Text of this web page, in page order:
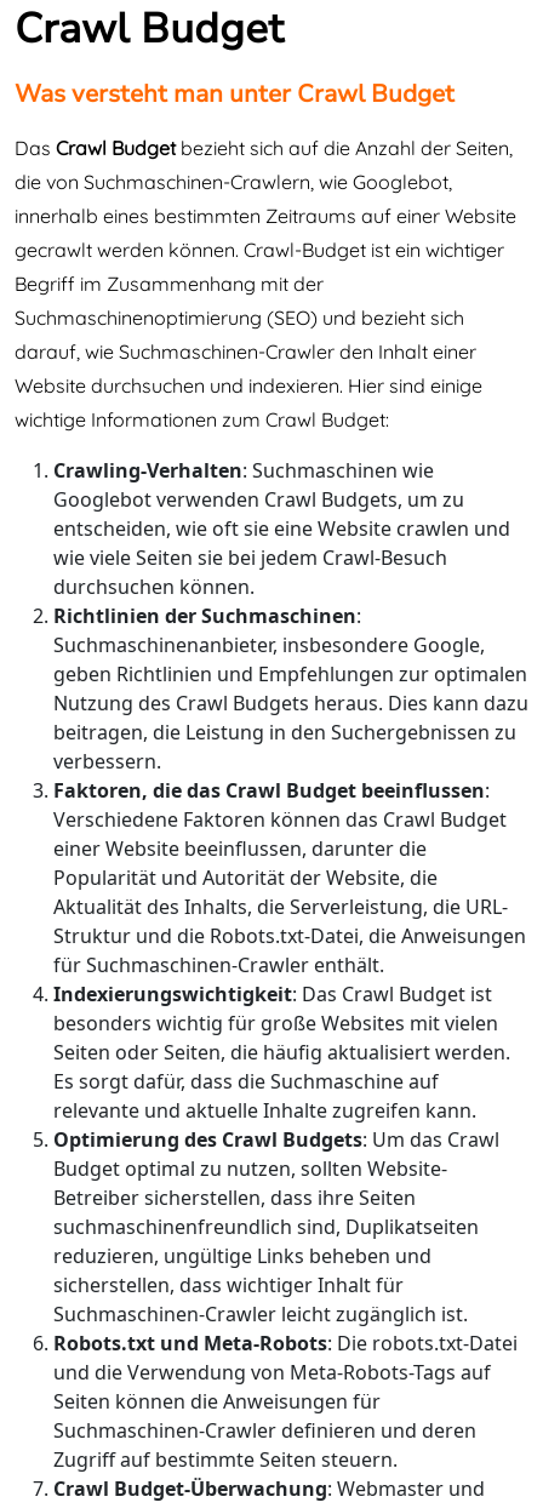
Crawl Budget
Was versteht man unter Crawl Budget
Das Crawl Budgetbezieht sich auf die Anzahl der Seiten,
die von Suchmaschinen-Crawlern, wie Googlebot,
innerhalb eines bestimmten Zeitraums auf einer Website
gecrawlt werden können. Crawl-Budget ist ein wichtiger
Begriff im Zusammenhang mit der
Suchmaschinenoptimierung (SEO) und bezieht sich
darauf, wie Suchmaschinen-Crawler den Inhalt einer
Website durchsuchen und indexieren. Hier sind einige
wichtige Informationen zum Crawl Budget:
Crawling-Verhalten: Suchmaschinen wie
Googlebot verwenden Crawl Budgets, um zu
entscheiden, wie oft sie eine Website crawlen und
wie viele Seiten sie bei jedem Crawl-Besuch
durchsuchen können.
Richtlinien der Suchmaschinen:
Suchmaschinenanbieter, insbesondere Google,
geben Richtlinien und Empfehlungen zur optimalen
Nutzung des Crawl Budgets heraus. Dies kann dazu
beitragen, die Leistung in den Suchergebnissen zu
verbessern.
Faktoren, die das Crawl Budget beeinflussen:
Verschiedene Faktoren können das Crawl Budget
einer Website beeinflussen, darunter die
Popularität und Autorität der Website, die
Aktualität des Inhalts, die Serverleistung, die URL-
Struktur und die Robots.txt-Datei, die Anweisungen
für Suchmaschinen-Crawler enthält.
Indexierungswichtigkeit: Das Crawl Budget ist
besonders wichtig für große Websites mit vielen
Seiten oder Seiten, die häufig aktualisiert werden.
Es sorgt dafür, dass die Suchmaschine auf
relevante und aktuelle Inhalte zugreifen kann.
Optimierung des Crawl Budgets: Um das Crawl
Budget optimal zu nutzen, sollten Website-
Betreiber sicherstellen, dass ihre Seiten
suchmaschinenfreundlich sind, Duplikatseiten
reduzieren, ungültige Links beheben und
sicherstellen, dass wichtiger Inhalt für
Suchmaschinen-Crawler leicht zugänglich ist.
Robots.txt und Meta-Robots: Die robots.txt-Datei
und die Verwendung von Meta-Robots-Tags auf
Seiten können die Anweisungen für
Suchmaschinen-Crawler definieren und deren
Zugriff auf bestimmte Seiten steuern.
Crawl Budget-Überwachung: Webmaster und